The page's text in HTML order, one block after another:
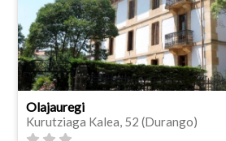
Olajauregi
Kurutziaga Kalea, 52 (Durango)